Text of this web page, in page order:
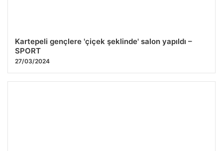
Kartepeli gençlere 'çiçek şeklinde' salon yapıldı –
SPORT
27/03/2024